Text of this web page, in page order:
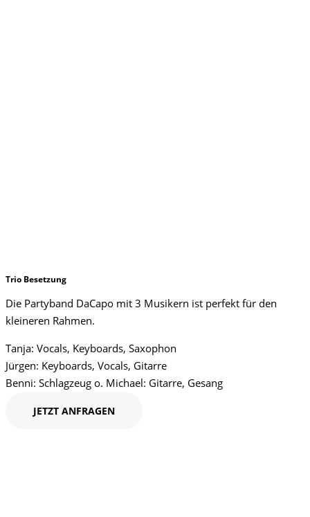
Trio Besetzung
Die Partyband DaCapo mit 3 Musikern ist perfekt für den
kleineren Rahmen.
Tanja: Vocals, Keyboards, Saxophon
Jürgen: Keyboards, Vocals, Gitarre
Benni: Schlagzeug o. Michael: Gitarre, Gesang
JETZT ANFRAGEN